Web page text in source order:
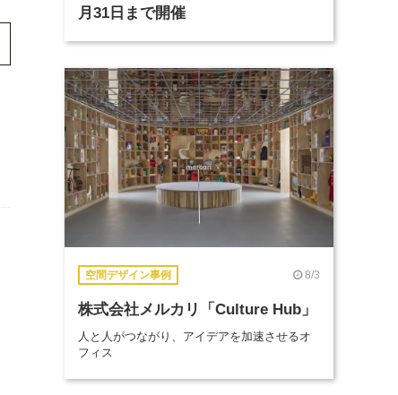
月31日まで開催
空間デザイン事例 8/3
株式会社メルカリ「Culture Hub」
人と人がつながり、アイデアを加速させるオ
フィス